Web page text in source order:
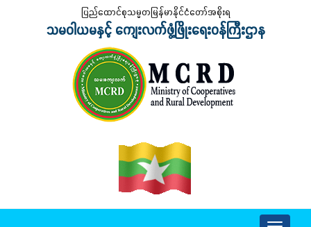
ပြည်ထောင်စုသမ္မတမြန်မာနိုင်ငံတော်အစိုးရ
သမဝါယမနှင့် ကျေးလက်ဖွံ့ဖြိုးရေးဝန်ကြီးဌာန